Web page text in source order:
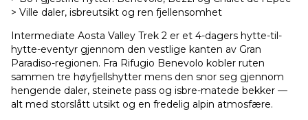
> Ville daler, isbreutsikt og ren fjellensomhet
Intermediate Aosta Valley Trek 2 er et 4-dagers hytte-til-
hytte-eventyr gjennom den vestlige kanten av Gran
Paradiso-regionen. Fra Rifugio Benevolo kobler ruten
sammen tre høyfjellshytter mens den snor seg gjennom
hengende daler, steinete pass og isbre-matede bekker —
alt med storslått utsikt og en fredelig alpin atmosfære.